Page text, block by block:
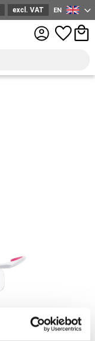
excl. VAT
English
EN
Favorites